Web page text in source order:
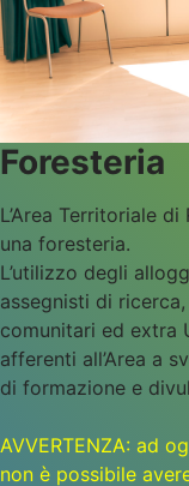
Foresteria
L’Area Territoriale
una foresteria.
L’utilizzo degli
assegnisti di
comunitari ed extra
afferenti all’Area a
di formazione e
AVVERTENZA: ad
non è possibile